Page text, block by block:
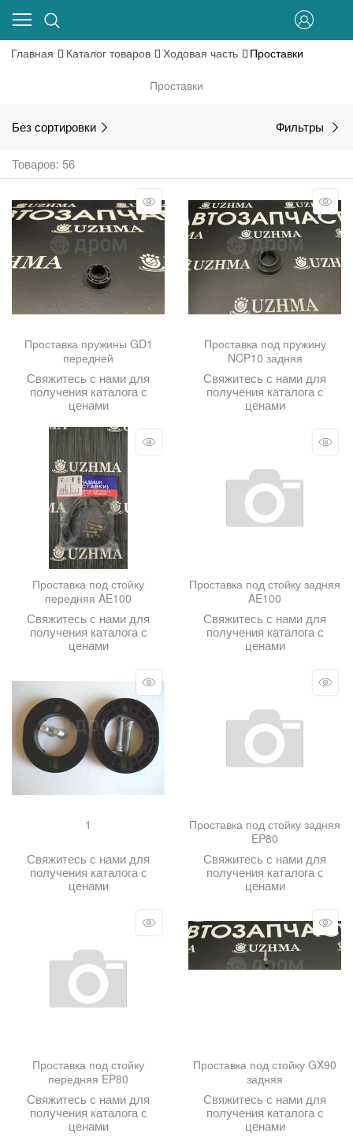
Главная Каталог товаров Ходовая часть Проставки
Проставки
Без сортировки Фильтры
Товаров: 56
Проставка пружины GD1
передней
Свяжитесь с нами для
получения каталога с
ценами
Проставка под пружину
NCP10 задняя
Свяжитесь с нами для
получения каталога с
ценами
Проставка под стойку
передняя AE100
Свяжитесь с нами для
получения каталога с
ценами
Проставка под стойку задняя
AE100
Свяжитесь с нами для
получения каталога с
ценами
1
Свяжитесь с нами для
получения каталога с
ценами
Проставка под стойку задняя
EP80
Свяжитесь с нами для
получения каталога с
ценами
Проставка под стойку
передняя EP80
Свяжитесь с нами для
получения каталога с
ценами
Проставка под стойку GX90
задняя
Свяжитесь с нами для
получения каталога с
ценами